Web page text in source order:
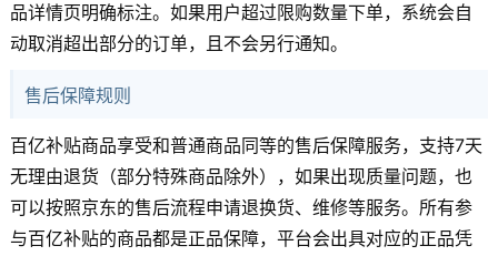
品详情页明确标注。如果用户超过限购数量下单，系统会自
动取消超出部分的订单，且不会另行通知。
售后保障规则
百亿补贴商品享受和普通商品同等的售后保障服务，支持7天
无理由退货（部分特殊商品除外），如果出现质量问题，也
可以按照京东的售后流程申请退换货、维修等服务。所有参
与百亿补贴的商品都是正品保障，平台会出具对应的正品凭